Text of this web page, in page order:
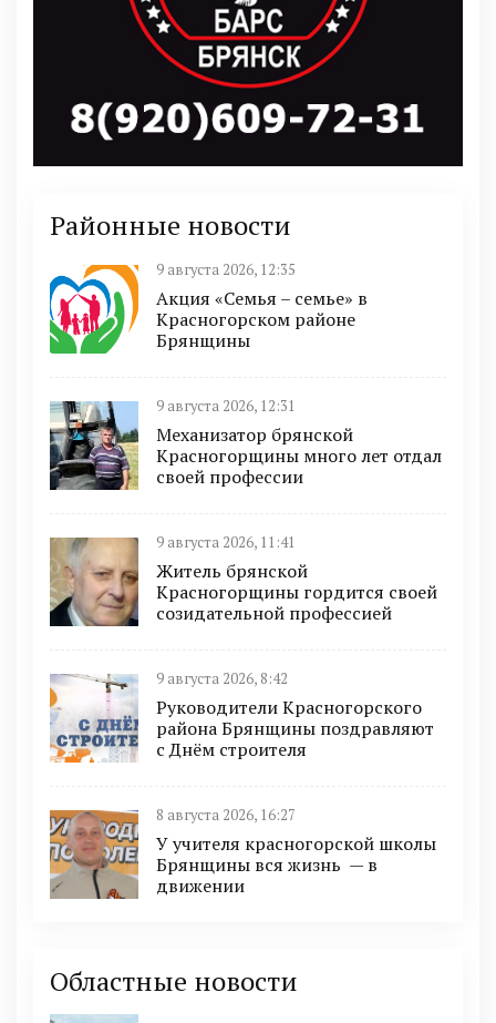
Районные новости
9 августа 2026, 12:35
Акция «Семья – семье» в
Красногорском районе
Брянщины
9 августа 2026, 12:31
Механизатор брянской
Красногорщины много лет отдал
своей профессии
9 августа 2026, 11:41
Житель брянской
Красногорщины гордится своей
созидательной профессией
9 августа 2026, 8:42
Руководители Красногорского
района Брянщины поздравляют
с Днём строителя
8 августа 2026, 16:27
У учителя красногорской школы
Брянщины вся жизнь — в
движении
Областные новости